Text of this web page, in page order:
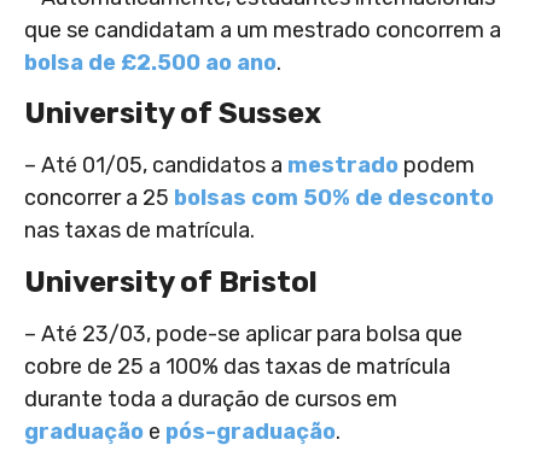
que se candidatam a um mestrado concorrem a
bolsa de £2.500 ao ano.
University of Sussex
– Até 01/05, candidatos a mestrado podem
concorrer a 25 bolsas com 50% de desconto
nas taxas de matrícula.
University of Bristol
– Até 23/03, pode-se aplicar para bolsa que
cobre de 25 a 100% das taxas de matrícula
durante toda a duração de cursos em
graduação e pós-graduação.